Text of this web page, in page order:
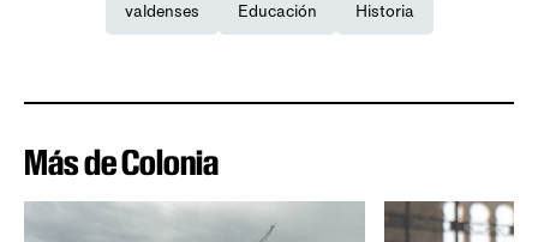
valdenses Educación Historia
Más de Colonia